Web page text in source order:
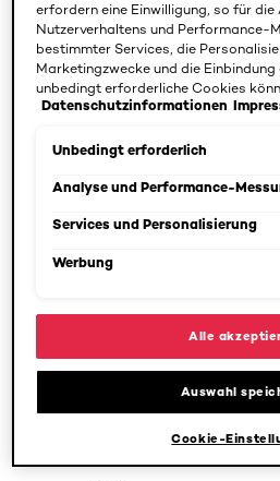
nach jeder Anwendung ist eine
Geschmeidigkeit, seidige
erfordern eine Einwilligung, so für die
Nutzerverhaltens und Performance-
bestimmter Services, die
Marketingzwecke und die
unbedingt erforderliche Cookies
akzeptieren") oder abgelehnt ("Ohne
ebenfalls möglich und speicherbar
angepasst werden. Für weitere
Datenschutzinformationen
Unbedingt erforderlich
Analyse und Performance-
Services und Personalisierung
Werbung
Alle
Auswahl
Cookie-